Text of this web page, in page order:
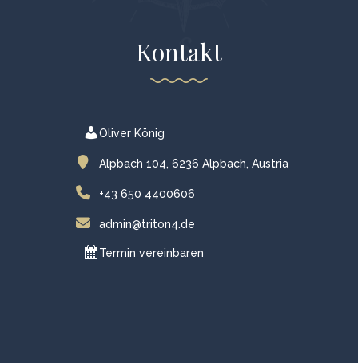
Kontakt
Oliver König
Alpbach 104, 6236 Alpbach, Austria
+43 650 4400606
admin@triton4.de
Termin vereinbaren